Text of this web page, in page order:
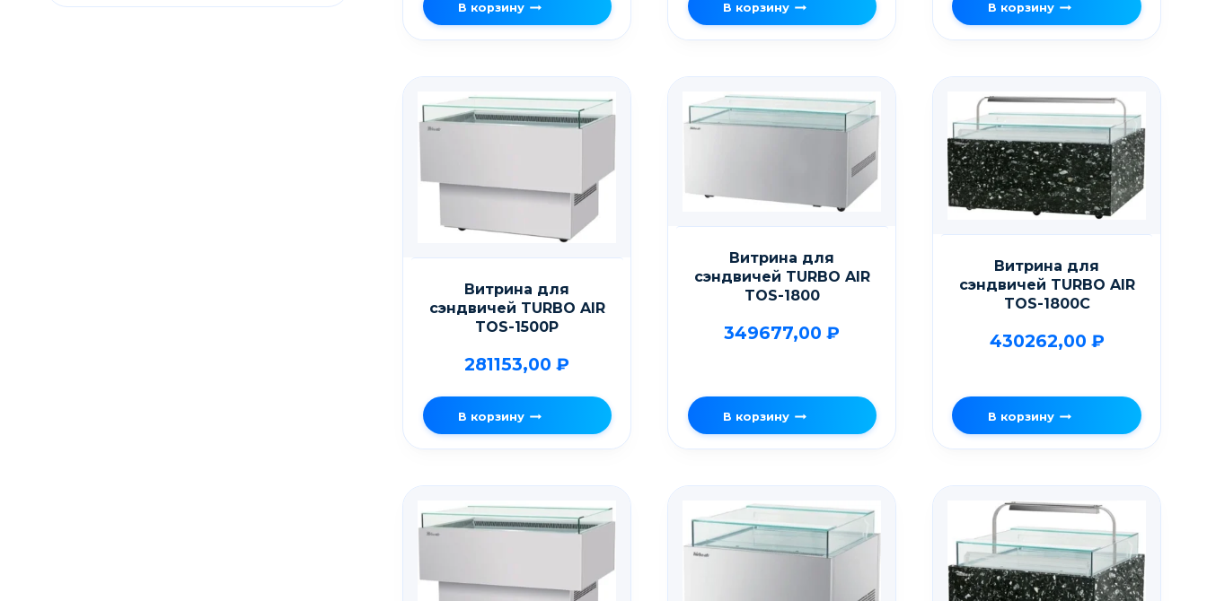
В корзину В корзину В корзину
Витрина для
сэндвичей TURBO AIR
TOS-1500P
281153,00₽
В корзину
Витрина для
сэндвичей TURBO AIR
TOS-1800
349677,00₽
В корзину
Витрина для
сэндвичей TURBO AIR
TOS-1800C
430262,00 ₽
В корзину